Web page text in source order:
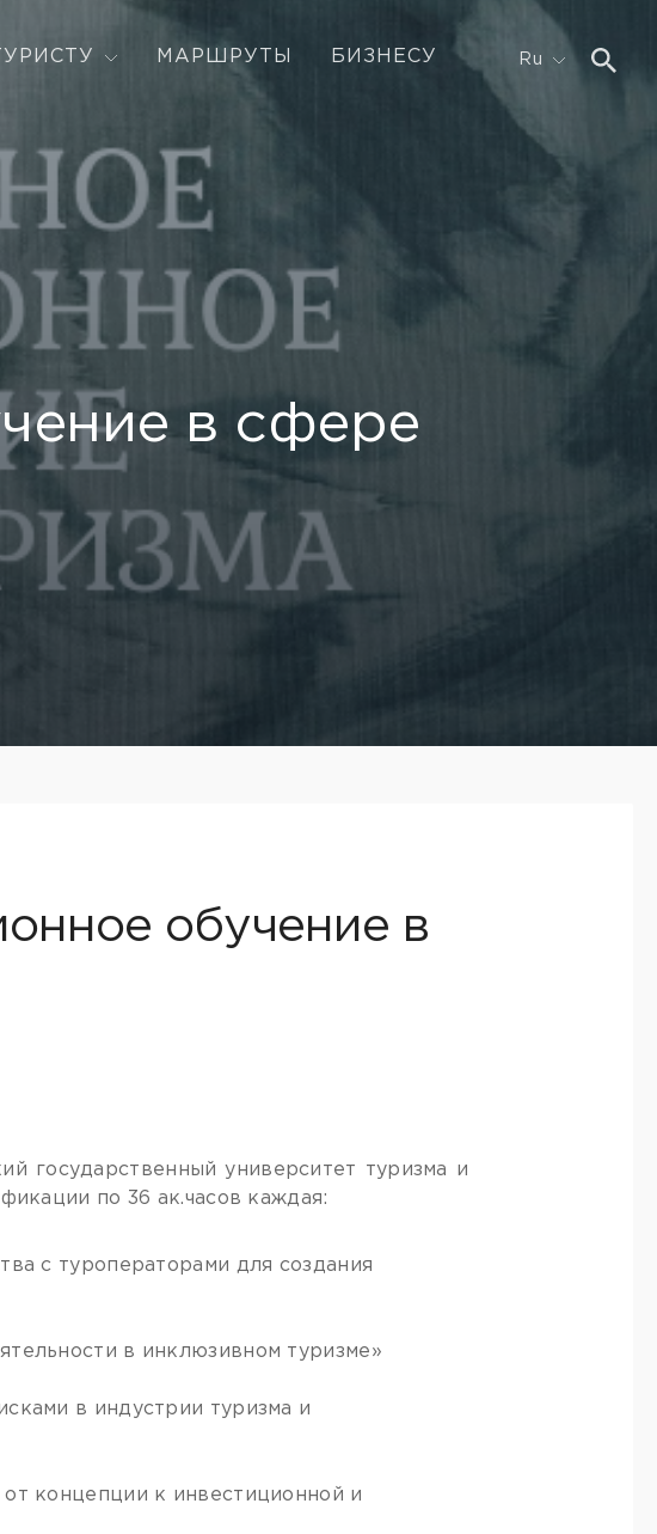
МАРШРУТЫ БИЗНЕСУ Ru
в сфере
обучение в
государственный университет туризма и
по 36 ак.часов каждая:
с туроператорами для создания
в инклюзивном туризме»
в индустрии туризма и
концепции к инвестиционной и